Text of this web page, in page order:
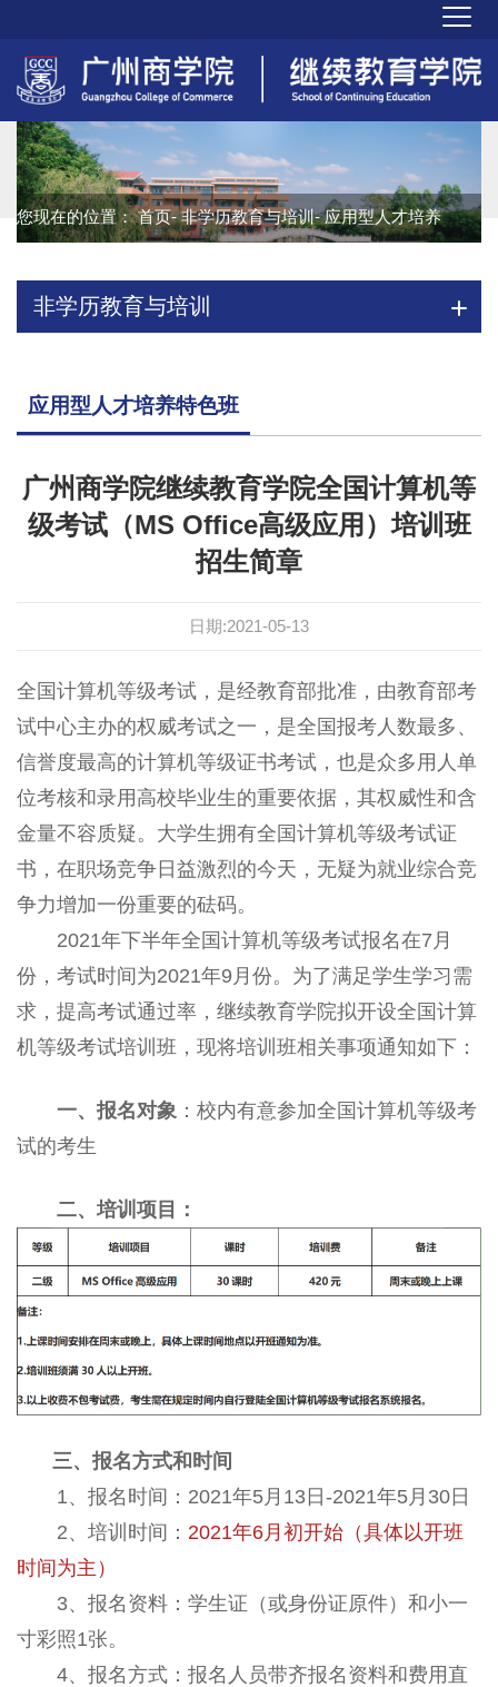
您现在的位置：首页-非学历教育与培训- 应用型人才培养
非学历教育与培训
应用型人才培养特色班
广州商学院继续教育学院全国计算机等
级考试（MS Office高级应用）培训班
招生简章
日期:2021-05-13
全国计算机等级考试，是经教育部批准，由教育部考
试中心主办的权威考试之一，是全国报考人数最多、
信誉度最高的计算机等级证书考试，也是众多用人单
位考核和录用高校毕业生的重要依据，其权威性和含
金量不容质疑。大学生拥有全国计算机等级考试证
书，在职场竞争日益激烈的今天，无疑为就业综合竞
争力增加一份重要的砝码。
2021年下半年全国计算机等级考试报名在7月
份，考试时间为2021年9月份。为了满足学生学习需
求，提高考试通过率，继续教育学院拟开设全国计算
机等级考试培训班，现将培训班相关事项通知如下：
一、报名对象 ：校内有意参加全国计算机等级考
试的考生
二、培训项目：
三、报名方式和时间
1、报名时间：2021年5月13日-2021年5月30日
2、培训时间： 2021年6月初开始（具体以开班
时间为主）
3、报名资料：学生证（或身份证原件）和小一
寸彩照1张。
4、报名方式：报名人员带齐报名资料和费用直